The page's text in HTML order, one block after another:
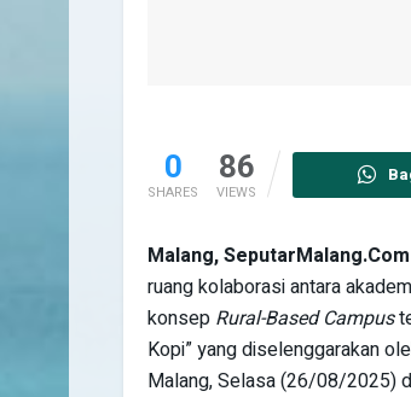
0
SHARES
86
VIEWS
Malang,
ruang kolaborasi antara
konsep Rural-Based Campus
Kopi” yang diselenggarakan
Malang, Selasa (26/08/2025)